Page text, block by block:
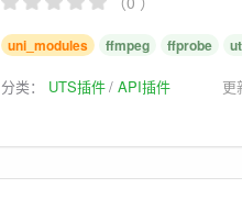
uni_modules ffmpeg ffprobe
分类： UTS插件 API插件 更